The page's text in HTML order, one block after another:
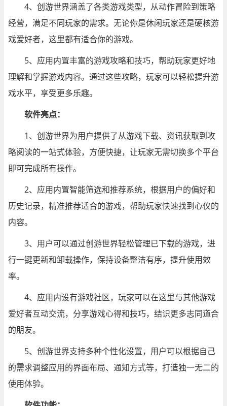
4、创游世界涵盖了各类游戏类型，从动作冒险到策略
经营，满足不同玩家的需求。无论你是休闲玩家还是硬核游
戏爱好者，这里都有适合你的游戏。
5、应用内置丰富的游戏攻略和技巧，帮助玩家更好地
理解和掌握游戏内容。通过这些攻略，玩家可以轻松提升游
戏水平，享受更多乐趣。
软件亮点：
1、创游世界为用户提供了从游戏下载、资讯获取到攻
略阅读的一站式体验，方便快捷，让玩家无需切换多个平台
即可完成所有操作。
2、应用内置智能筛选和推荐系统，根据用户的偏好和
历史记录，精准推荐适合的游戏，帮助玩家快速找到心仪的
内容。
3、用户可以通过创游世界轻松管理已下载的游戏，进
行一键更新和卸载操作，保持设备整洁有序，提升使用效
率。
4、应用内设有游戏社区，玩家可以在这里与其他游戏
爱好者互动交流，分享游戏心得和技巧，结识更多志同道合
的朋友。
5、创游世界支持多种个性化设置，用户可以根据自己
的需求调整应用的界面布局、通知方式等，打造独一无二的
使用体验。